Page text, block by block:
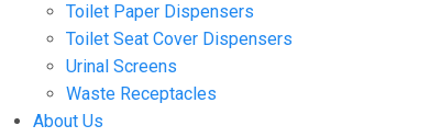
Toilet Paper Dispensers
Toilet Seat Cover Dispensers
Urinal Screens
Waste Receptacles
About Us